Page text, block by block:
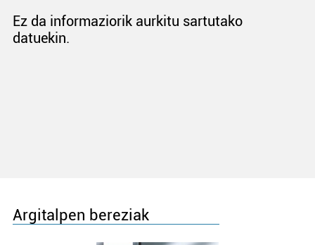
Ez da informaziorik aurkitu sartutako
datuekin.
Argitalpen bereziak